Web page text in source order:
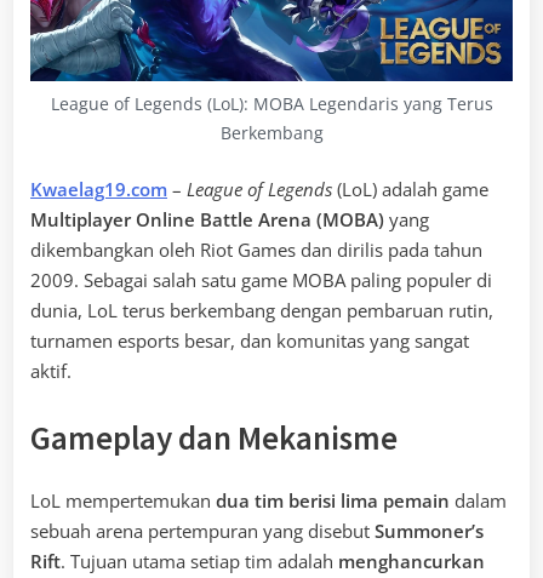
League of Legends (LoL): MOBA Legendaris yang Terus
Berkembang
Kwaelag19.com – League of Legends (LoL) adalah game
Multiplayer Online Battle Arena (MOBA) yang
dikembangkan oleh Riot Games dan dirilis pada tahun
2009. Sebagai salah satu game MOBA paling populer di
dunia, LoL terus berkembang dengan pembaruan rutin,
turnamen esports besar, dan komunitas yang sangat
aktif.
Gameplay dan Mekanisme
LoL mempertemukan dua tim berisi lima pemain dalam
sebuah arena pertempuran yang disebut Summoner’s
Rift. Tujuan utama setiap tim adalah menghancurkan